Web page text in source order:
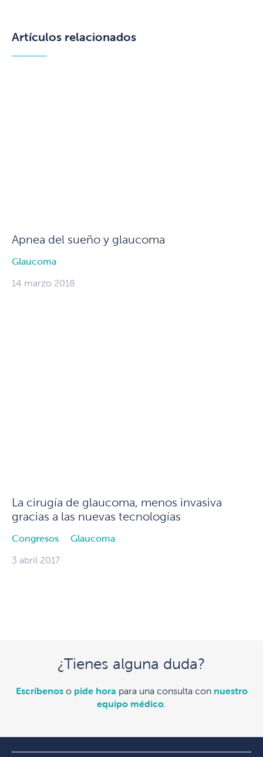
Artículos relacionados
Apnea del sueño y glaucoma
Glaucoma
14 marzo 2018
La cirugía de glaucoma, menos invasiva
gracias a las nuevas tecnologías
Congresos Glaucoma
3 abril 2017
¿Tienes alguna duda?
Escríbenoso pide hora para una consulta con nuestro
equipo médico